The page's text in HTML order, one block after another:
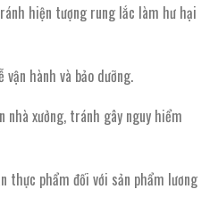
hiện tượng rung lắc làm hư hại
hành và bảo dưỡng.
xưởng, tránh gây nguy hiểm
thực phẩm đối với sản phẩm lương